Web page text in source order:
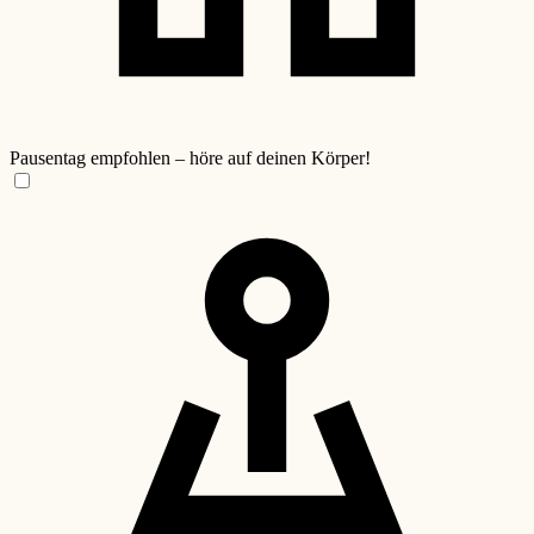
Pausentag empfohlen – höre auf deinen Körper!